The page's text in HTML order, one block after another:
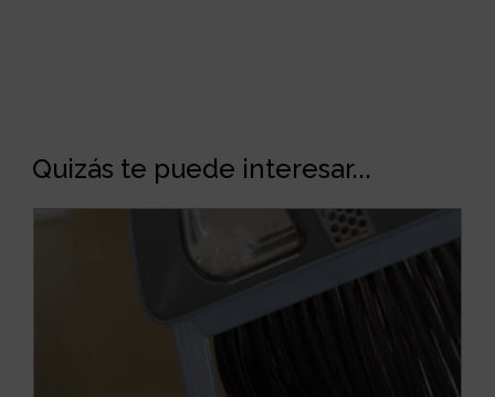
Quizás te puede interesar...